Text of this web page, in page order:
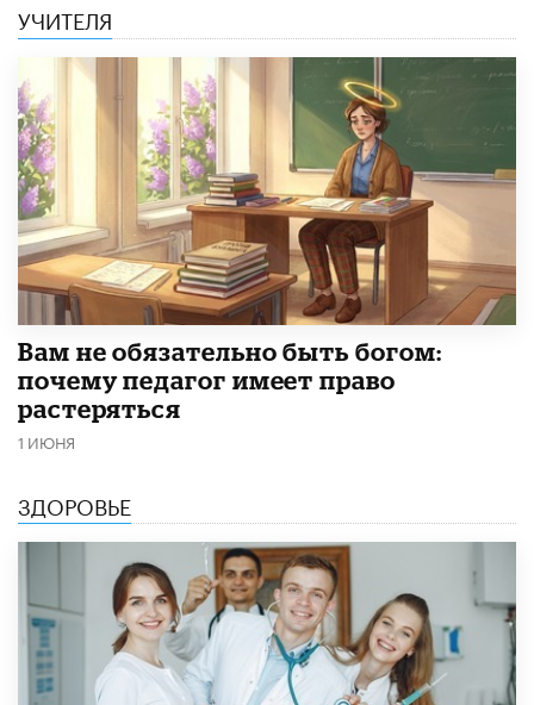
УЧИТЕЛЯ
​Вам не обязательно быть богом:
почему педагог имеет право
растеряться
1 ИЮНЯ
ЗДОРОВЬЕ